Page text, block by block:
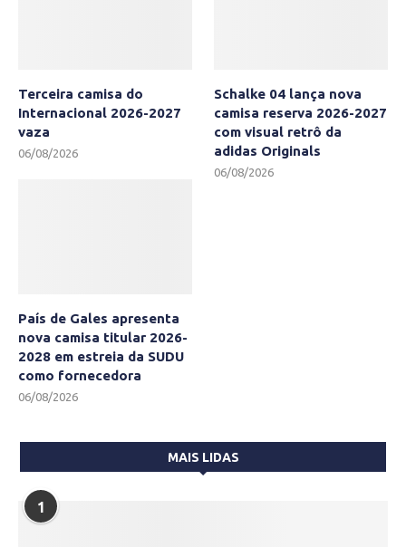
Terceira camisa do
Internacional 2026-2027
vaza
06/08/2026
Schalke 04 lança nova
camisa reserva 2026-2027
com visual retrô da
adidas Originals
06/08/2026
País de Gales apresenta
nova camisa titular 2026-
2028 em estreia da SUDU
como fornecedora
06/08/2026
MAIS LIDAS
1